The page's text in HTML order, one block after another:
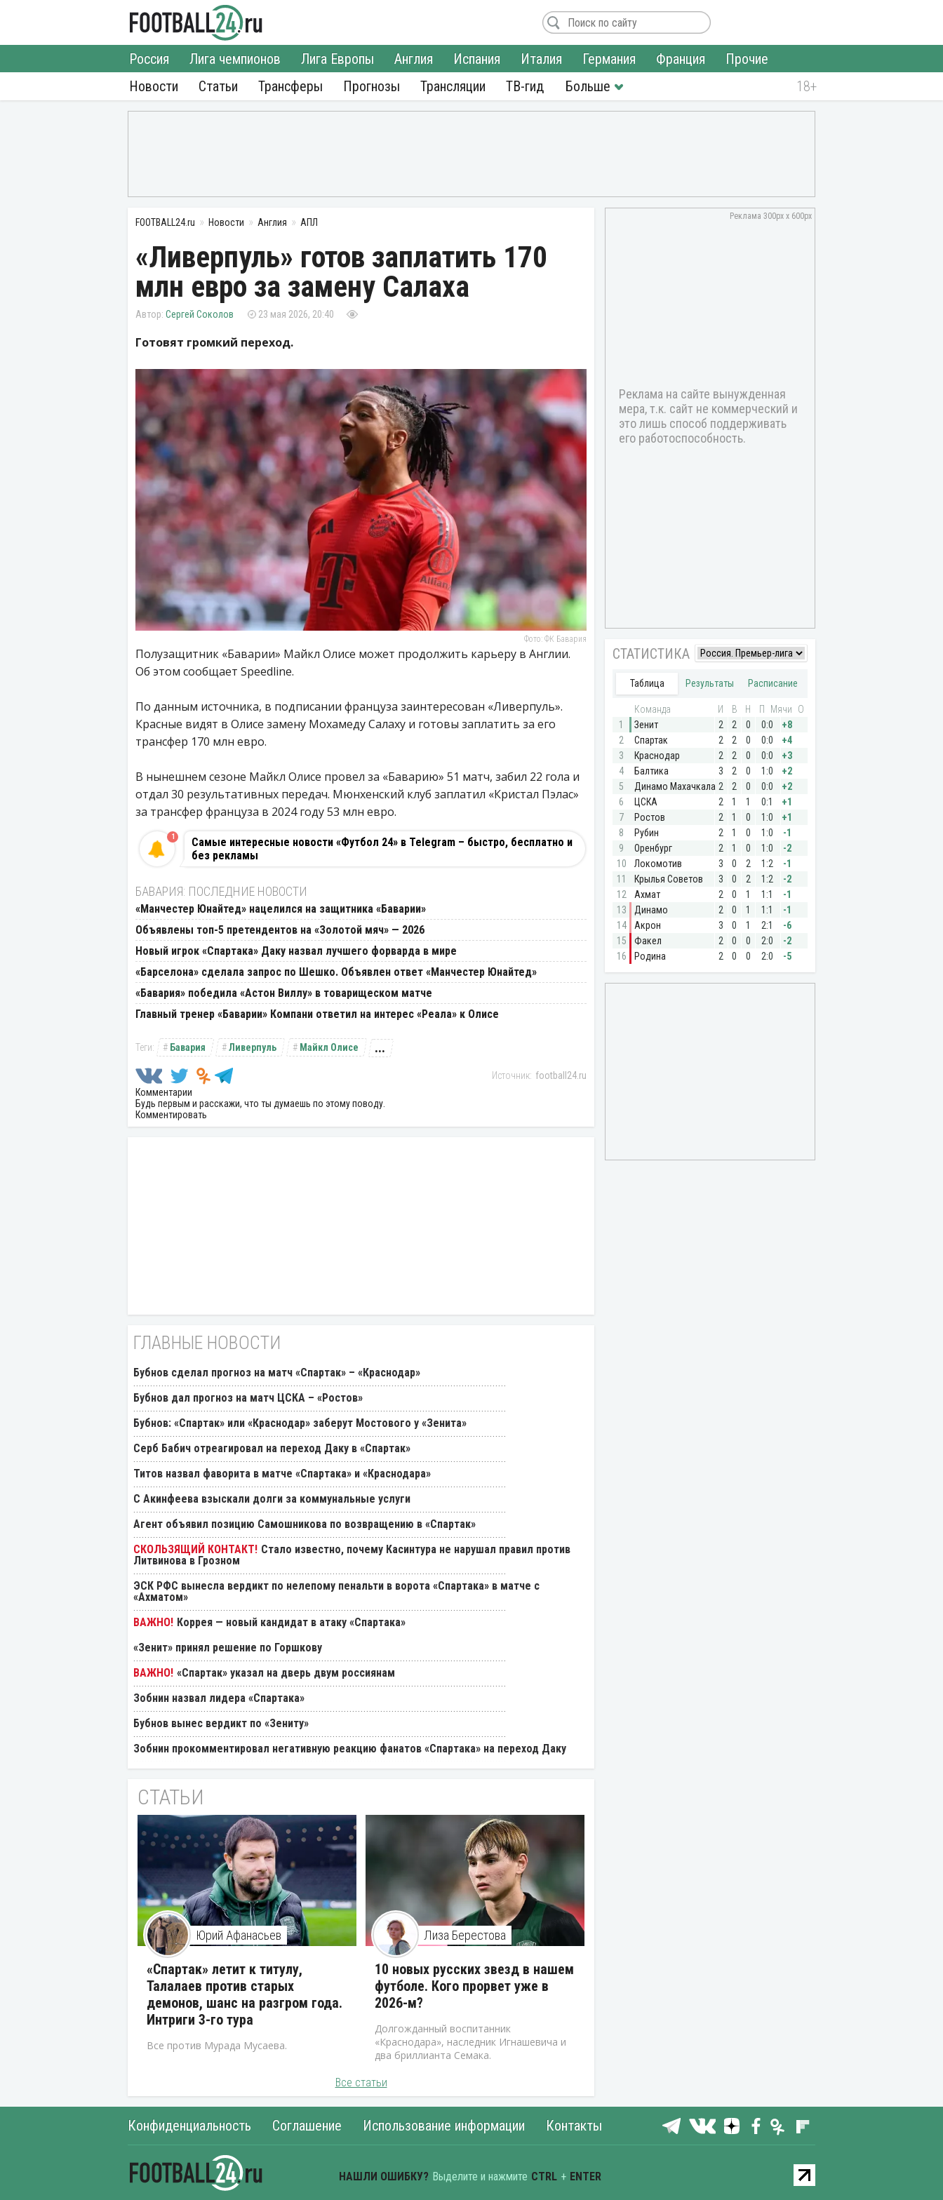
Новости
Россия Лига чемпионов Лига Европы Англия Испания Италия Германия Франция
Прочие
Статьи
Трансферы Прогнозы Трансляции ТВ-гид
FOOTBALL24.ru Новости Англия АПЛ
«Ливерпуль» готов заплатить 170
млн евро за замену Салаха
Сергей Соколов 23 мая 2026, 20:40
Готовят громкий переход.
Фото: ФК Бавария
Полузащитник «Баварии» Майкл Олисе может продолжить карьеру в Англии.
Об этом сообщает Speedline.
По данным источника, в подписании француза заинтересован «Ливерпуль».
Красные видят в Олисе замену Мохамеду Салаху и готовы заплатить за его
трансфер 170 млн евро.
В нынешнем сезоне Майкл Олисе провел за «Баварию» 51 матч, забил 22 гола и
отдал 30 результативных передач. Мюнхенский клуб заплатил «Кристал Пэлас»
за трансфер француза в 2024 году 53 млн евро.
Самые интересные новости «Футбол 24» в Telegram – быстро, бесплатно и
без рекламы
1
БАВАРИЯ: ПОСЛЕДНИЕ НОВОСТИ
«Манчестер Юнайтед» нацелился на защитника «Баварии»
Объявлены топ-5 претендентов на «Золотой мяч» — 2026
Новый игрок «Спартака» Даку назвал лучшего форварда в мире
«Барселона» сделала запрос по Шешко. Объявлен ответ «Манчестер Юнайтед»
«Бавария» победила «Астон Виллу» в товарищеском матче
Главный тренер «Баварии» Компани ответил на интерес «Реала» к Олисе
Бавария Ливерпуль Майкл Олисе ...
football24.ru
Комментарии
Будь первым и расскажи, что ты думаешь по этому поводу.
Комментировать
ГЛАВНЫЕ НОВОСТИ
Бубнов сделал прогноз на матч «Спартак» – «Краснодар»
Бубнов дал прогноз на матч ЦСКА – «Ростов»
Бубнов: «Спартак» или «Краснодар» заберут Мостового у «Зенита»
Серб Бабич отреагировал на переход Даку в «Спартак»
Титов назвал фаворита в матче «Спартака» и «Краснодара»
С Акинфеева взыскали долги за коммунальные услуги
Агент объявил позицию Самошникова по возвращению в «Спартак»
Стало известно, почему Касинтура не нарушал правил против
Литвинова в Грозном
ЭСК РФС вынесла вердикт по нелепому пенальти в ворота «Спартака» в матче с
«Ахматом»
Коррея — новый кандидат в атаку «Спартака»
«Зенит» принял решение по Горшкову
«Спартак» указал на дверь двум россиянам
Зобнин назвал лидера «Спартака»
Бубнов вынес вердикт по «Зениту»
Зобнин прокомментировал негативную реакцию фанатов «Спартака» на переход Даку
СТАТЬИ
Юрий Афанасьев
«Спартак» летит к титулу,
Талалаев против старых
демонов, шанс на разгром года.
Интриги 3-го тура
Все против Мурада Мусаева.
Лиза Берестова
10 новых русских звезд в нашем
футболе. Кого прорвет уже в
2026-м?
Долгожданный воспитанник
«Краснодара», наследник Игнашевича и
два бриллианта Семака.
Все статьи
Конфиденциальность Соглашение Использование информации Контакты